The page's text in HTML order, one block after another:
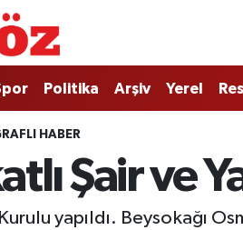
Politika Arşiv Yerel
HABER
Şair ve
yapıldı. Beysokağı